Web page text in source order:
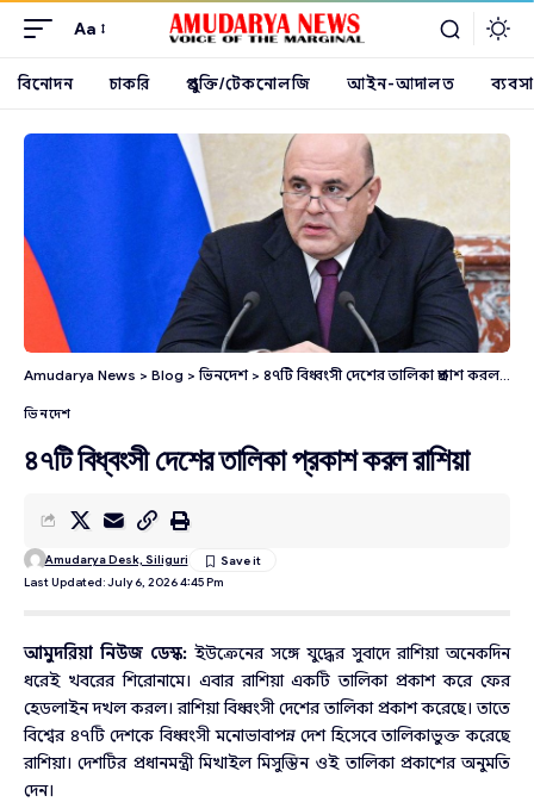
Aa
বিনোদন চাকরি প্রযুক্তি/টেকনোলজি আইন-আদালত ব্যবসা
Amudarya News > Blog >ভিনদেশ> ৪৭টি বিধ্বংসী দেশের তালিকা প্রকাশ করল রাশিয়া
ভিনদেশ
৪৭টি বিধ্বংসী দেশের তালিকা প্রকাশ করল রাশিয়া
Last Updated: July 6, 2026 4:45 Pm
Amudarya Desk, Siliguri
আমুদরিয়া নিউজ ডেস্ক: ইউক্রেনের সঙ্গে যুদ্ধের সুবাদে রাশিয়া অনেকদিন
ধরেই খবরের শিরোনামে। এবার রাশিয়া একটি তালিকা প্রকাশ করে ফের
হেডলাইন দখল করল। রাশিয়া বিধ্বংসী দেশের তালিকা প্রকাশ করেছে। তাতে
বিশ্বের ৪৭টি দেশকে বিধ্বংসী মনোভাবাপন্ন দেশ হিসেবে তালিকাভুক্ত করেছে
রাশিয়া। দেশটির প্রধানমন্ত্রী মিখাইল মিসুস্তিন ওই তালিকা প্রকাশের অনুমতি
দেন।